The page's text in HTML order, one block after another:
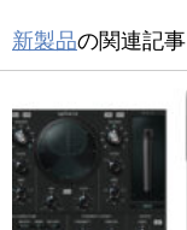
新製品の関連記事